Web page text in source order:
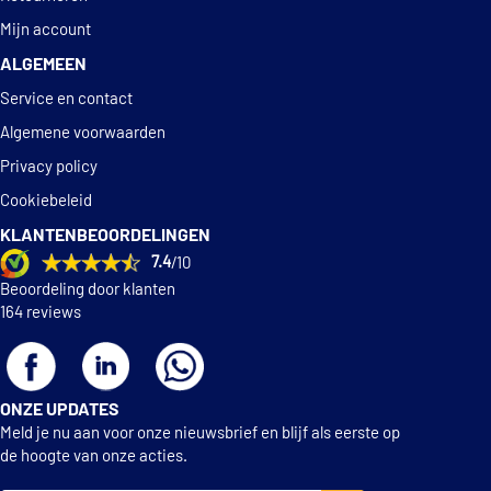
Maxgear 49-1083
Metelli 13-0283
Metzger 751.036
Meyle 100 498 0028
Meyle 100 498 0047
NK 523611
NK 524758
Mijn account
ALGEMEEN
Service en contact
Algemene voorwaarden
Privacy policy
Cookiebeleid
KLANTENBEOORDELINGEN
7.4/10
Beoordeling door klanten
164 reviews
ONZE UPDATES
Meld je nu aan voor onze nieuwsbrief en blijf als eerste op
de hoogte van onze acties.